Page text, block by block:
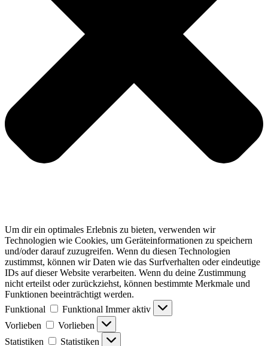
Um dir ein optimales Erlebnis zu bieten, verwenden wir
Technologien wie Cookies, um Geräteinformationen zu speichern
und/oder darauf zuzugreifen. Wenn du diesen Technologien
zustimmst, können wir Daten wie das Surfverhalten oder eindeutige
IDs auf dieser Website verarbeiten. Wenn du deine Zustimmung
nicht erteilst oder zurückziehst, können bestimmte Merkmale und
Funktionen beeinträchtigt werden.
Funktional
Funktional Immer aktiv
Vorlieben
Vorlieben
Statistiken
Statistiken